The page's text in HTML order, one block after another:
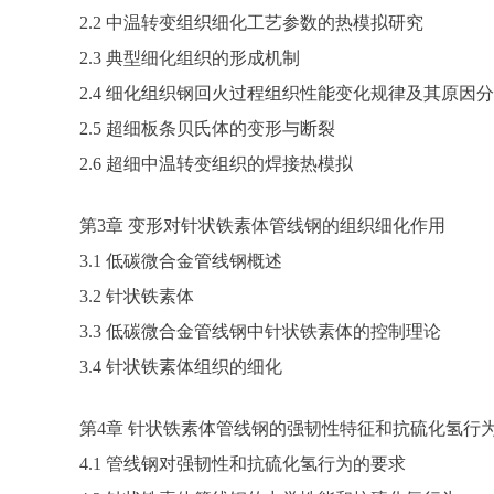
2.2 中温转变组织细化工艺参数的热模拟研究
2.3 典型细化组织的形成机制
2.4 细化组织钢回火过程组织性能变化规律及其原因
2.5 超细板条贝氏体的变形与断裂
2.6 超细中温转变组织的焊接热模拟
第3章 变形对针状铁素体管线钢的组织细化作用
3.1 低碳微合金管线钢概述
3.2 针状铁素体
3.3 低碳微合金管线钢中针状铁素体的控制理论
3.4 针状铁素体组织的细化
第4章 针状铁素体管线钢的强韧性特征和抗硫化氢行
4.1 管线钢对强韧性和抗硫化氢行为的要求